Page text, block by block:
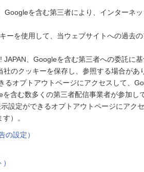
Googleを含む第三者により、インターネ
ーを使用して、当ウェブサイトへの過去
、Googleを含む第三者への委託に
のクッキーを保存し、参照する場合があ
るオプトアウトページにアクセスして、
含む数多くの第三者配信事業者が参加し
設定ができるオプトアウトページにアク
）。
の設定）